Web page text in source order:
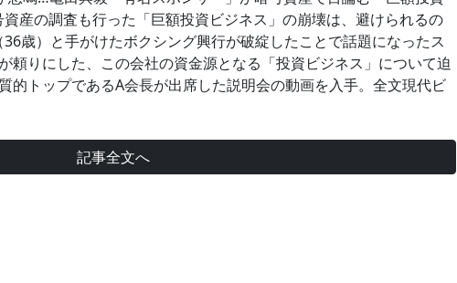
産の調査も行った「巨額投資ビジネス」の崩壊は、避けられるの
歳）と手がけたボクシング興行が破綻したことで話題になったス
頼りにした、この会社の資金源となる「投資ビジネス」について迫
的トップであるA会長が出席した説明会の動画を入手。全文現代ビ
記事全文へ